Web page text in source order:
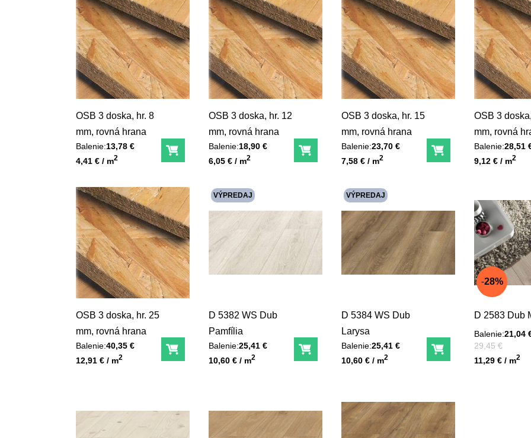
OSB 3 doska, hr. 8
mm, rovná hrana
Balenie:13,78 €
Unit price
4,41 € / m2 Do košíka
OSB 3 doska, hr. 12
mm, rovná hrana
Balenie:18,90 €
Unit price
6,05 € / m2 Do košíka
OSB 3 doska, hr. 15
mm, rovná hrana
Balenie:23,70 €
Unit price
7,58 € / m2 Do košíka
OSB 3
mm, rovná
Balenie:28,51
Unit price
9,12 € / m2
OSB 3 doska, hr. 25
mm, rovná hrana
Balenie:40,35 €
Unit price
12,91 € / m2 Do košíka
D 5382 WS Dub
Pamfília
Balenie:25,41 €
Unit price
10,60 € / m2 Do košíka
VÝPREDAJ
D 5384 WS Dub
Larysa
Balenie:25,41 €
Unit price
10,60 € / m2 Do košíka
VÝPREDAJ
D 2583 Dub
Balenie:21,04
Pred zľavou:
29,45 €
Unit price
11,29 € / m2
28%